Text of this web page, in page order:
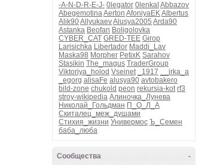
-A-N-D-R-E-J- 0legator 0lenkaI Abbazov
AbegemotinaAerton AfoniyaEKAlbertus
Alik90AllyukaevAlusya2005 Arda90
Astanka Beofan Boligolovka
CYBER_CAT GRED-TEE Girop
Larisichka Libertador Maddi_Lav
Maska98 Morpher PetixK Sarahov
Stasikin The_magus TraderGroup
Viktoriya_holod Vseinet _1917
__irka_a
_egorg alisaFe alusya90 avtobakero
bild-zone chukold peon rekursia-kot rf3
stroy-wikipedia Алиночка_Лунева
Николай_Гольдман П_О_Л_А
Скиталец_меж_душами
Стихия_жизни Универмос Ъ_Семен
баба_люба
-
Сообщества